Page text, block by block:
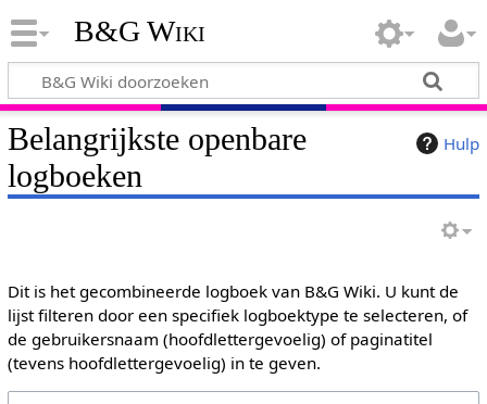
B&G Wiki
Hulp
Belangrijkste openbare
logboeken
Dit is het gecombineerde logboek van B&G Wiki. U kunt de
lijst filteren door een specifiek logboektype te selecteren, of
de gebruikersnaam (hoofdlettergevoelig) of paginatitel
(tevens hoofdlettergevoelig) in te geven.